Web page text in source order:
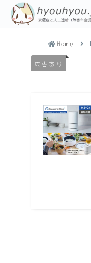
Home
広告あり